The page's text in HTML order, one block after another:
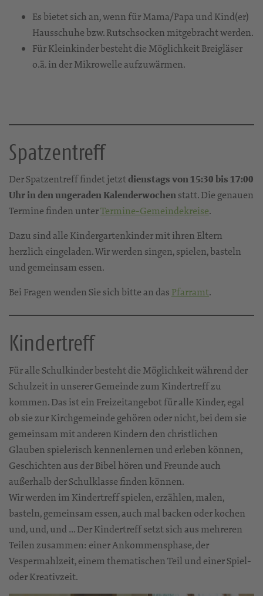
Es bietet sich an, wenn für Mama/Papa und Kind(er)
Hausschuhe bzw. Rutschsocken mitgebracht werden.
Für Kleinkinder besteht die Möglichkeit Breigläser
o.ä. in der Mikrowelle aufzuwärmen.
Spatzentreff
Der Spatzentreff findet jetztdienstags von 15:30 bis 17:00
Uhr in den ungeraden Kalenderwochenstatt. Die genauen
Termine finden unterTermine-Gemeindekreise.
Dazu sind alle Kindergartenkinder mit ihren Eltern
herzlich eingeladen. Wir werden singen, spielen, basteln
und gemeinsam essen.
Bei Fragen wenden Sie sich bitte an das Pfarramt.
Kindertreff
Für alle Schulkinder besteht die Möglichkeit während der
Schulzeit in unserer Gemeinde zum Kindertreff zu
kommen. Das ist ein Freizeitangebot für alle Kinder, egal
ob sie zur Kirchgemeinde gehören oder nicht, bei dem sie
gemeinsam mit anderen Kindern den christlichen
Glauben spielerisch kennenlernen und erleben können,
Geschichten aus der Bibel hören und Freunde auch
außerhalb der Schulklasse finden können.
Wir werden im Kindertreff spielen, erzählen, malen,
basteln, gemeinsam essen, auch mal backen oder kochen
und, und, und … Der Kindertreff setzt sich aus mehreren
Teilen zusammen: einer Ankommensphase, der
Vespermahlzeit, einem thematischen Teil und einer Spiel-
oder Kreativzeit.